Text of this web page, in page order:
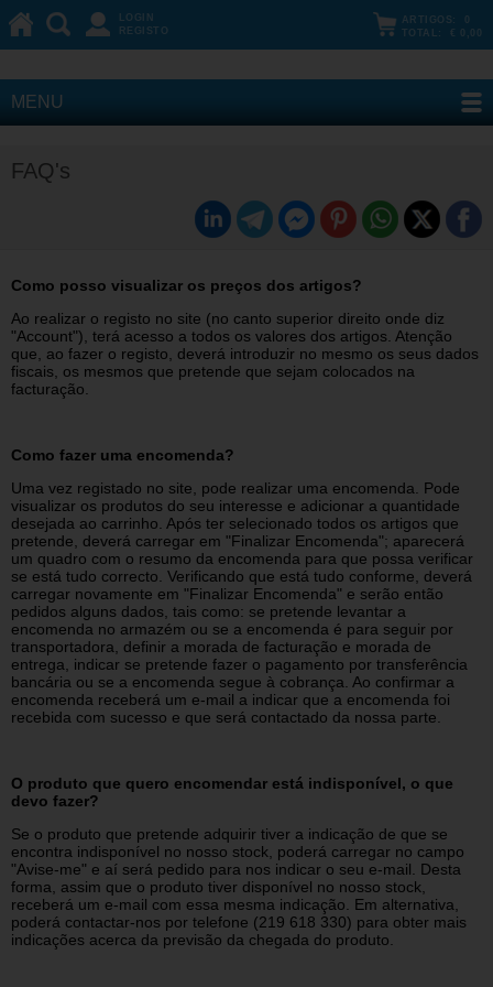
LOGIN
REGISTO
ARTIGOS:
0
TOTAL:
€ 0,00
MENU
FAQ's
Como posso visualizar os preços dos artigos?
Ao realizar o registo no site (no canto superior direito onde diz
"Account"), terá acesso a todos os valores dos artigos. Atenção
que, ao fazer o registo, deverá introduzir no mesmo os seus dados
fiscais, os mesmos que pretende que sejam colocados na
facturação.
Como fazer uma encomenda?
Uma vez registado no site, pode realizar uma encomenda. Pode
visualizar os produtos do seu interesse e adicionar a quantidade
desejada ao carrinho. Após ter selecionado todos os artigos que
pretende, deverá carregar em "Finalizar Encomenda"; aparecerá
um quadro com o resumo da encomenda para que possa verificar
se está tudo correcto. Verificando que está tudo conforme, deverá
carregar novamente em "Finalizar Encomenda" e serão então
pedidos alguns dados, tais como: se pretende levantar a
encomenda no armazém ou se a encomenda é para seguir por
transportadora, definir a morada de facturação e morada de
entrega, indicar se pretende fazer o pagamento por transferência
bancária ou se a encomenda segue à cobrança. Ao confirmar a
encomenda receberá um e-mail a indicar que a encomenda foi
recebida com sucesso e que será contactado da nossa parte.
O produto que quero encomendar está indisponível, o que
devo fazer?
Se o produto que pretende adquirir tiver a indicação de que se
encontra indisponível no nosso stock, poderá carregar no campo
"Avise-me" e aí será pedido para nos indicar o seu e-mail. Desta
forma, assim que o produto tiver disponível no nosso stock,
receberá um e-mail com essa mesma indicação. Em alternativa,
poderá contactar-nos por telefone (219 618 330) para obter mais
indicações acerca da previsão da chegada do produto.